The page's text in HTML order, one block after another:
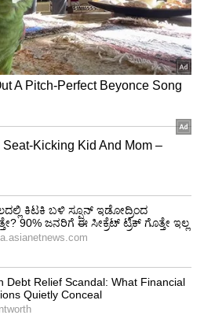
ಆಸ್ತಿಯನ್ನು ಮಾರಲು
ಕಾರ್ಯ ಓಪನ್ಎಐ